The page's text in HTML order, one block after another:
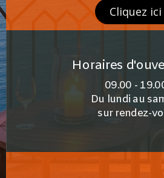
Cliquez ici
Horaires
09.00 -
Du lundi au
sur rendez-